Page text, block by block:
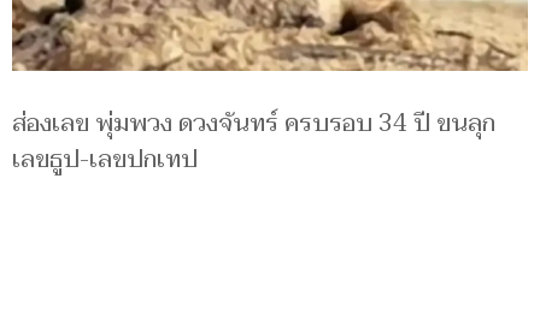
ส่องเลข พุ่มพวง ดวงจันทร์ ครบรอบ 34 ปี ขนลุก
เลขธูป-เลขปกเทป